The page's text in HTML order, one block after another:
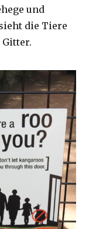
und
die Tiere
Gitter.